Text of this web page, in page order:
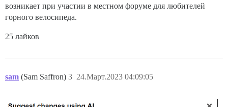
возникает при участии в местном форуме для любителей
горного велосипеда.
25 лайков
sam (Sam Saffron) 24.Март.2023 04:09:05
3